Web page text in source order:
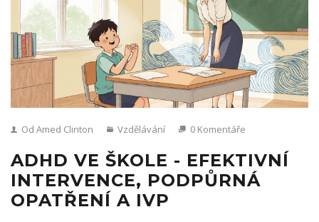
Od Amed Clinton Vzdělávání 0 Komentáře
ADHD VE ŠKOLE - EFEKTIVNÍ
INTERVENCE, PODPŮRNÁ
OPATŘENÍ A IVP